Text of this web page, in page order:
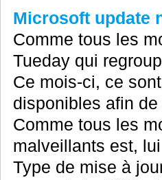
Microsoft update
Comme tous les
Tueday qui
Ce mois-ci, ce
disponibles afin
Comme tous les
malveillants est,
Type de mise à